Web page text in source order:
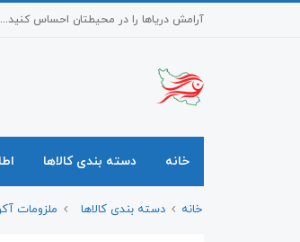
آرامش دریاها را در محیطتان احساس کنید...
خانه دسته بندی کالاها
خانه دسته بندی کالاها ملزومات